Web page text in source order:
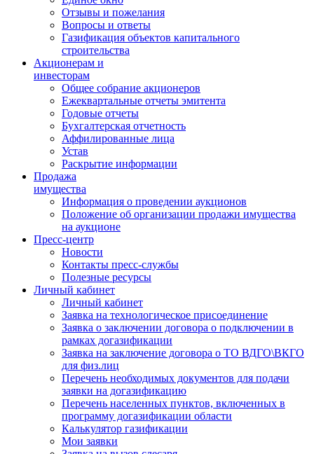
Отзывы и пожелания
Вопросы и ответы
Газификация объектов капитального
строительства
Акционерам и
инвесторам
Общее собрание акционеров
Ежеквартальные отчеты эмитента
Годовые отчеты
Бухгалтерская отчетность
Аффилированные лица
Устав
Раскрытие информации
Продажа
имущества
Информация о проведении аукционов
Положение об организации продажи имущества
на аукционе
Пресс-центр
Новости
Контакты пресс-службы
Полезные ресурсы
Личный кабинет
Личный кабинет
Заявка на технологическое присоединение
Заявка о заключении договора о подключении в
рамках догазификации
Заявка на заключение договора о ТО ВДГО\ВКГО
для физ.лиц
Перечень необходимых документов для подачи
заявки на догазификацию
Перечень населенных пунктов, включенных в
программу догазификации области
Калькулятор газификации
Мои заявки